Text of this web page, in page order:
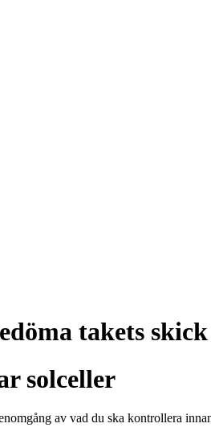
takets skick
solceller
av vad du ska kontrollera